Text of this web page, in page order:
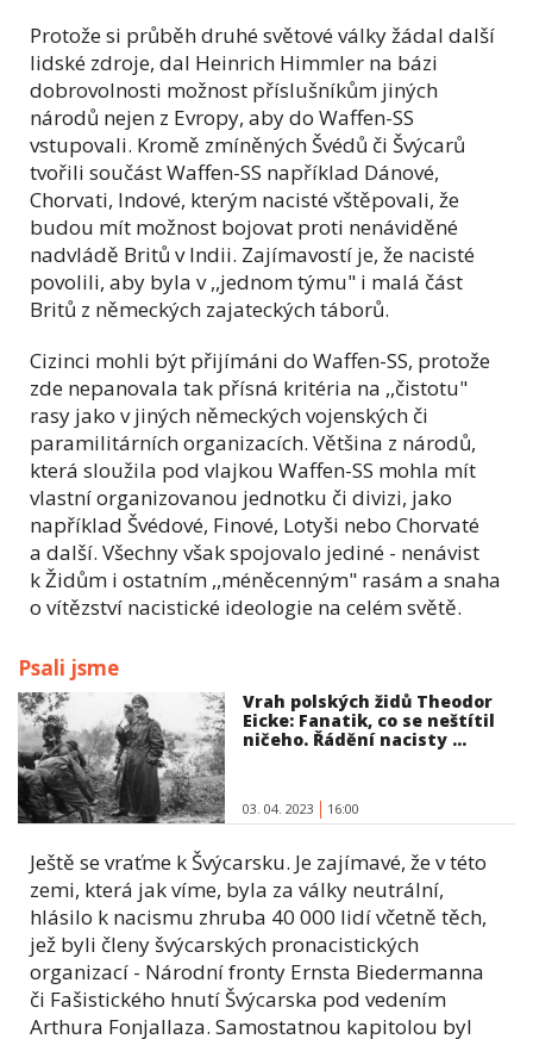
Protože si průběh druhé světové války žádal další
lidské zdroje, dal Heinrich Himmler na bázi
dobrovolnosti možnost příslušníkům jiných
národů nejen z Evropy, aby do Waffen-SS
vstupovali. Kromě zmíněných Švédů či Švýcarů
tvořili součást Waffen-SS například Dánové,
Chorvati, Indové, kterým nacisté vštěpovali, že
budou mít možnost bojovat proti nenáviděné
nadvládě Britů v Indii. Zajímavostí je, že nacisté
povolili, aby byla v ,,jednom týmu" i malá část
Britů z německých zajateckých táborů.
Cizinci mohli být přijímáni do Waffen-SS, protože
zde nepanovala tak přísná kritéria na ,,čistotu"
rasy jako v jiných německých vojenských či
paramilitárních organizacích. Většina z národů,
která sloužila pod vlajkou Waffen-SS mohla mít
vlastní organizovanou jednotku či divizi, jako
například Švédové, Finové, Lotyši nebo Chorvaté
a další. Všechny však spojovalo jediné - nenávist
k Židům i ostatním ,,méněcenným" rasám a snaha
o vítězství nacistické ideologie na celém světě.
Psali jsme
Vrah polských židů Theodor
Eicke: Fanatik, co se neštítil
ničeho. Řádění nacisty ...
03. 04. 2023 16:00
Ještě se vraťme k Švýcarsku. Je zajímavé, že v této
zemi, která jak víme, byla za války neutrální,
hlásilo k nacismu zhruba 40 000 lidí včetně těch,
jež byli členy švýcarských pronacistických
organizací - Národní fronty Ernsta Biedermanna
či Fašistického hnutí Švýcarska pod vedením
Arthura Fonjallaza. Samostatnou kapitolou byl